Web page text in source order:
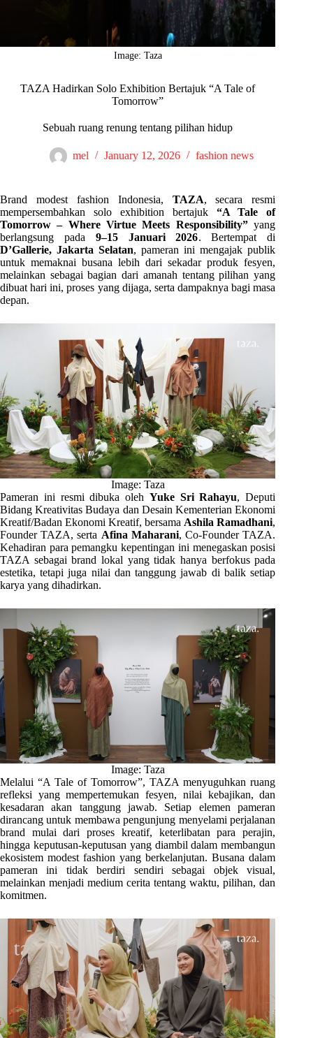
Image: Taza
TAZA Hadirkan Solo Exhibition Bertajuk “A Tale of
Tomorrow”
Sebuah ruang renung tentang pilihan hidup
mel January 12, 2026 fashion news
Brand modest fashion Indonesia, TAZA, secara resmi
mempersembahkan solo exhibition bertajuk “A Tale of
Tomorrow – Where Virtue Meets Responsibility”yang
berlangsung pada 9–15 Januari 2026. Bertempat di
D’Gallerie, Jakarta Selatan, pameran ini mengajak publik
untuk memaknai busana lebih dari sekadar produk fesyen,
melainkan sebagai bagian dari amanah tentang pilihan yang
dibuat hari ini, proses yang dijaga, serta dampaknya bagi masa
depan.
Image: Taza
Pameran ini resmi dibuka oleh Yuke Sri Rahayu, Deputi
Bidang Kreativitas Budaya dan Desain Kementerian Ekonomi
Kreatif/Badan Ekonomi Kreatif, bersama Ashila Ramadhani,
Founder TAZA, serta Afina Maharani, Co-Founder TAZA.
Kehadiran para pemangku kepentingan ini menegaskan posisi
TAZA sebagai brand lokal yang tidak hanya berfokus pada
estetika, tetapi juga nilai dan tanggung jawab di balik setiap
karya yang dihadirkan.
Image: Taza
Melalui “A Tale of Tomorrow”, TAZA menyuguhkan ruang
refleksi yang mempertemukan fesyen, nilai kebajikan, dan
kesadaran akan tanggung jawab. Setiap elemen pameran
dirancang untuk membawa pengunjung menyelami perjalanan
brand mulai dari proses kreatif, keterlibatan para perajin,
hingga keputusan-keputusan yang diambil dalam membangun
ekosistem modest fashion yang berkelanjutan. Busana dalam
pameran ini tidak berdiri sendiri sebagai objek visual,
melainkan menjadi medium cerita tentang waktu, pilihan, dan
komitmen.